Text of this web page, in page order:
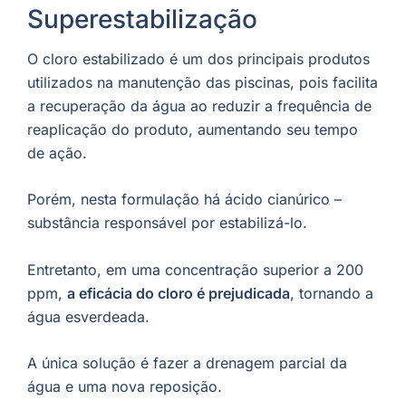
Superestabilização
O cloro estabilizado é um dos principais produtos
utilizados na manutenção das piscinas, pois facilita
a recuperação da água ao reduzir a frequência de
reaplicação do produto, aumentando seu tempo
de ação.
Porém, nesta formulação há ácido cianúrico –
substância responsável por estabilizá-lo.
Entretanto, em uma concentração superior a 200
ppm, a eficácia do cloro é prejudicada, tornando a
água esverdeada.
A única solução é fazer a drenagem parcial da
água e uma nova reposição.